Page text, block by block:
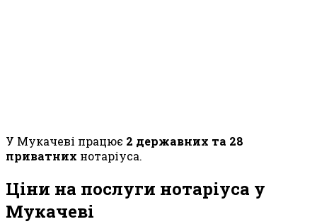
У Мукачеві працює 2 державних та 28
приватних нотаріуса.
Ціни на послуги нотаріуса у
Мукачеві